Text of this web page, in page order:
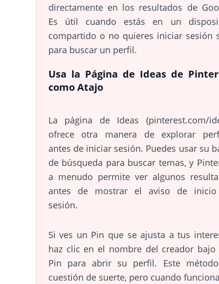
directamente en los resultados de
Es útil cuando estás en un
compartido o no quieres iniciar sesión
para buscar un perfil.
Usa la Página de Ideas de
como Atajo
La página de Ideas (pinterest.com/
ofrece otra manera de explorar
antes de iniciar sesión. Puedes usar su
de búsqueda para buscar temas, y
a menudo permite ver algunos
antes de mostrar el aviso de
sesión.
Si ves un Pin que se ajusta a tus
haz clic en el nombre del creador bajo
Pin para abrir su perfil. Este
cuestión de suerte, pero cuando